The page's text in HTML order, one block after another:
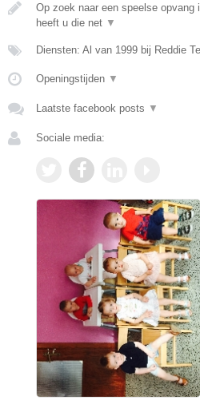
Op zoek naar een speelse opvang
heeft u die net ▼
Diensten: Al van 1999 bij Reddie
Openingstijden ▼
Laatste facebook posts ▼
Sociale media: